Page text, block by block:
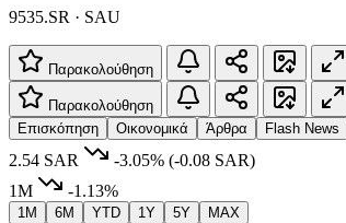
9535.SR · SAU
Παρακολούθηση
Παρακολούθηση
Επισκόπηση
Οικονομικά Άρθρα Flash News
2.54 SAR -3.05% (-0.08 SAR)
1M
-1.13%
1M 6M YTD 1Y 5Y MAX